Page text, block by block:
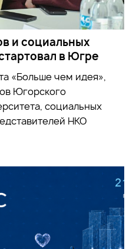
и социальных
в Югре
«Больше чем идея»,
Югорского
социальных
НКО